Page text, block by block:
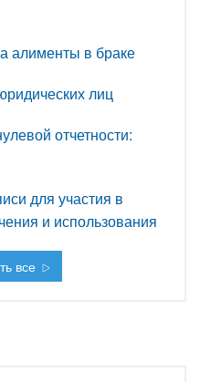
алименты в браке
лиц
отчетности:
для участия в
и использования
все